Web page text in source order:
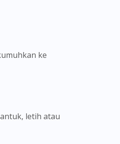
ke
letih atau